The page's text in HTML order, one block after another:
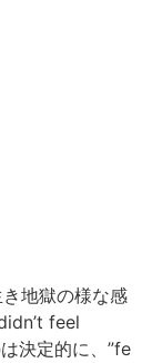
地獄の様な感
feel
決定的に、”fe